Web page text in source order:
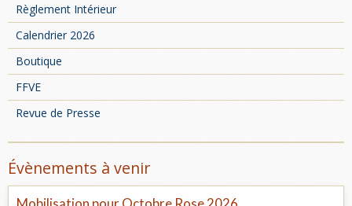
Règlement Intérieur
Calendrier 2026
Boutique
FFVE
Revue de Presse
Évènements à venir